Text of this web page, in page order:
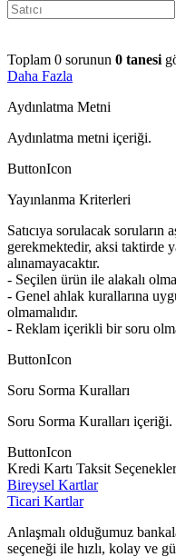
Toplam 0 sorunun 0 tanesi
Daha Fazla
Aydınlatma Metni
Aydınlatma metni içeriği.
ButtonIcon
Yayınlanma Kriterleri
Satıcıya sorulacak soruların
gerekmektedir, aksi taktirde
alınamayacaktır.
- Seçilen ürün ile alakalı
- Genel ahlak kurallarına
olmamalıdır.
- Reklam içerikli bir soru
ButtonIcon
Soru Sorma Kuralları
Soru Sorma Kuralları içeriği.
ButtonIcon
Kredi Kartı Taksit
Bireysel Kartlar
Ticari Kartlar
Anlaşmalı olduğumuz
seçeneği ile hızlı, kolay ve